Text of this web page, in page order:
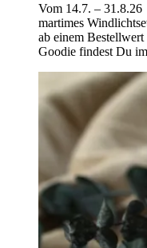
Vom 14.7. –
martimes
ab einem
Goodie findest Du